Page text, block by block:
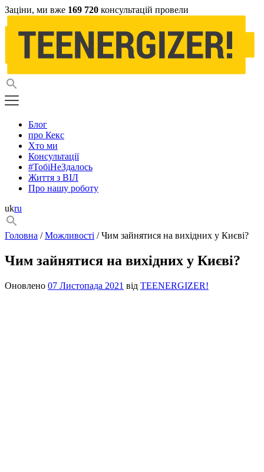
Заціни, ми вже 169 720 консультацій провели
Блог
про Кекс
Хто ми
Консультації
#ТобіНеЗдалось
Життя з ВІЛ
Про нашу роботу
ukru
Головна /Можливості / Чим зайнятися на вихідних у Києві?
Чим зайнятися на вихідних у Києві?
Оновлено 07 Листопада 2021 від TEENERGIZER!